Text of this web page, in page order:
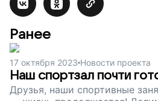
Ранее
17 октября 2023 Новости проекта
Наш спортзал почти
Друзья, наши спортивные